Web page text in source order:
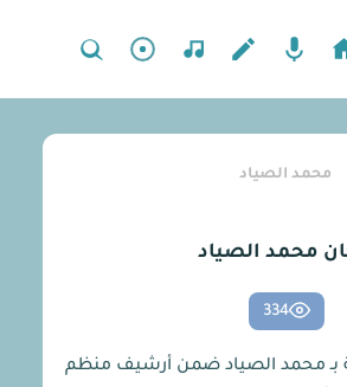
محمد الصياد
محمد الصياد
334
بـ محمد الصياد ضمن أرشيف منظم